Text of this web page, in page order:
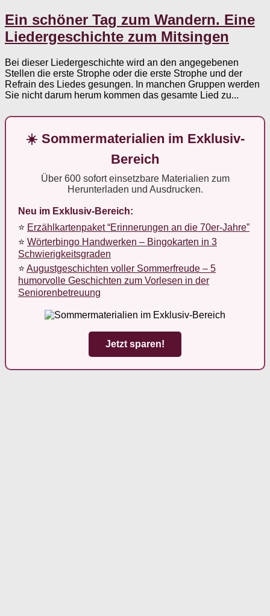
Ein schöner Tag zum Wandern. Eine
Liedergeschichte zum Mitsingen
Bei dieser Liedergeschichte wird an den angegebenen
Stellen die erste Strophe oder die erste Strophe und der
Refrain des Liedes gesungen. In manchen Gruppen werden
Sie nicht darum herum kommen das gesamte Lied zu...
☀️ Sommermaterialien im Exklusiv-
Bereich
Über 600 sofort einsetzbare Materialien zum
Herunterladen und Ausdrucken.
Neu im Exklusiv-Bereich:
⭐ Erzählkartenpaket “Erinnerungen an die 70er-Jahre”
⭐ Wörterbingo Handwerken – Bingokarten in 3
Schwierigkeitsgraden
⭐ Augustgeschichten voller Sommerfreude – 5
humorvolle Geschichten zum Vorlesen in der
Seniorenbetreuung
Jetzt sparen!